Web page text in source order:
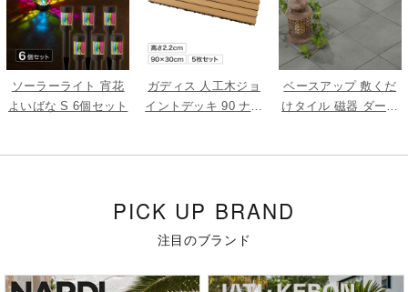
ソーラーライト 宵花
よいばな S 6個セット
ガディス 人工木ジョ
イントデッキ 90 ナチ
ベースアップ 敷くだ
けタイル 磁器 ダーク
PICK UP BRAND
注目のブランド